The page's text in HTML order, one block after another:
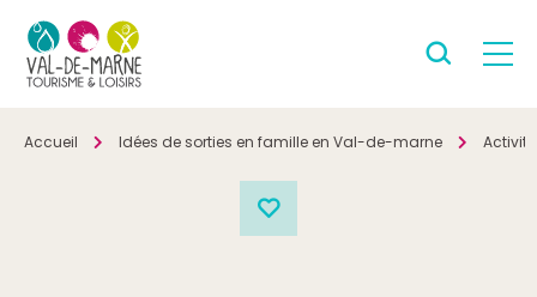
Accueil Idées de sorties en famille en Val-de-marne